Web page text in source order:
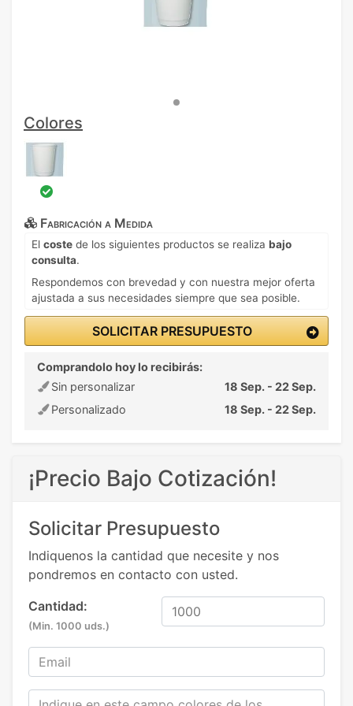
Colores
Fabricación a Medida
El coste de los siguientes productos se realiza bajo
consulta.
Respondemos con brevedad y con nuestra mejor oferta
ajustada a sus necesidades siempre que sea posible.
SOLICITAR PRESUPUESTO
Comprandolo hoy lo recibirás:
Sin personalizar
18 Sep. - 22 Sep.
Personalizado
18 Sep. - 22 Sep.
¡Precio Bajo Cotización!
Solicitar Presupuesto
Indiquenos la cantidad que necesite y nos
pondremos en contacto con usted.
Cantidad:
(Min. 1000 uds.)